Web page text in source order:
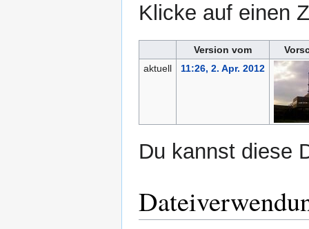
Klicke auf einen
Version vom
aktuell
11:26, 2. Apr. 2012
Du kannst diese